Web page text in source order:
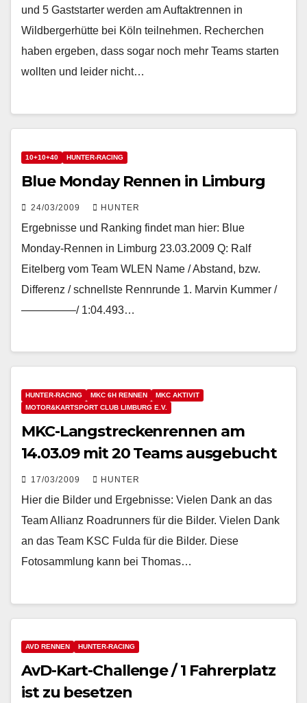
und 5 Gaststarter werden am Auftaktrennen in
Wildbergerhütte bei Köln teilnehmen. Recherchen
haben ergeben, dass sogar noch mehr Teams starten
wollten und leider nicht…
10+10+40 HUNTER-RACING
Blue Monday Rennen in Limburg
24/03/2009 HUNTER
Ergebnisse und Ranking findet man hier: Blue
Monday-Rennen in Limburg 23.03.2009 Q: Ralf
Eitelberg vom Team WLEN Name / Abstand, bzw.
Differenz / schnellste Rennrunde 1. Marvin Kummer /
—————/ 1:04.493…
HUNTER-RACING MKC 6H RENNEN
MKC AKTIVIT
MOTOR&KARTSPORT CLUB LIMBURG E.V.
MKC-Langstreckenrennen am
14.03.09 mit 20 Teams ausgebucht
17/03/2009 HUNTER
Hier die Bilder und Ergebnisse: Vielen Dank an das
Team Allianz Roadrunners für die Bilder. Vielen Dank
an das Team KSC Fulda für die Bilder. Diese
Fotosammlung kann bei Thomas…
AVD RENNEN HUNTER-RACING
AvD-Kart-Challenge / 1 Fahrerplatz
ist zu besetzen